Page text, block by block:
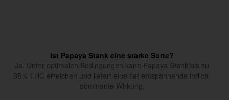
Ist Papaya Stank eine starke Sorte?
Ja. Unter optimalen Bedingungen kann Papaya Stank bis zu
35% THC erreichen und liefert eine tief entspannende indica-
dominante Wirkung.